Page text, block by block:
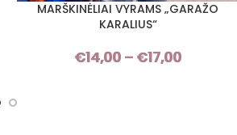
PASIRINKTI SAVYBES
MARŠKINĖLIAI VYRAMS „GARAŽO
KARALIUS“
€14,00 – €17,00